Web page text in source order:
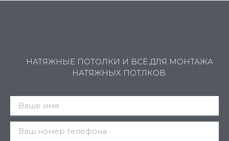
НАТЯЖНЫЕ ПОТОЛКИ И ВСЁ ДЛЯ МОНТАЖА
НАТЯЖНЫХ ПОТЛКОВ